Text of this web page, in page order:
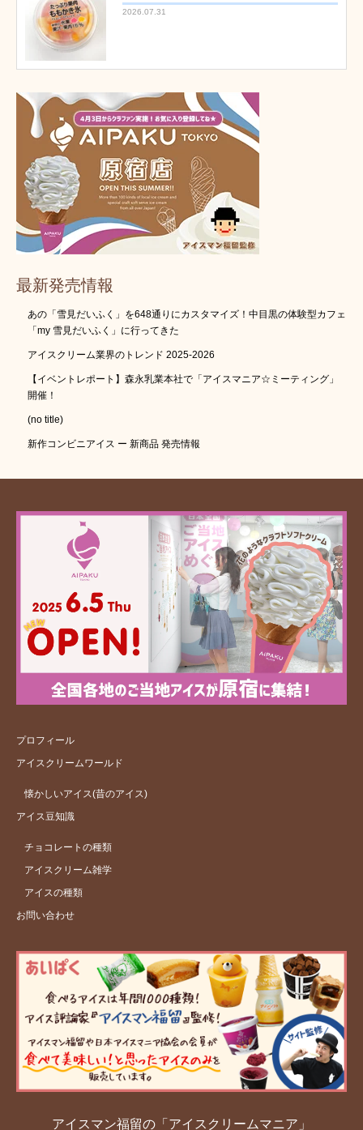
2026.07.31
最新発売情報
あの「雪見だいふく」を648通りにカスタマイズ！中目黒の体験型カフェ
「my 雪見だいふく」に行ってきた
アイスクリーム業界のトレンド 2025-2026
【イベントレポート】森永乳業本社で「アイスマニア☆ミーティング」
開催！
(no title)
新作コンビニアイス ー 新商品 発売情報
プロフィール
アイスクリームワールド
懐かしいアイス(昔のアイス)
アイス豆知識
チョコレートの種類
アイスクリーム雑学
アイスの種類
お問い合わせ
アイスマン福留の「アイスクリームマニア」